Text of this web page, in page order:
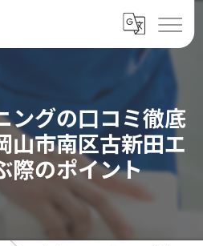
ングの口コミ徹底
山市南区古新田エ
際のポイント